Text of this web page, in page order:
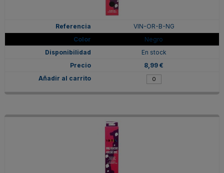
VIN-OR-B-NG
Negro
En stock
8,99 €